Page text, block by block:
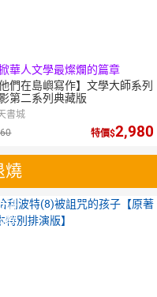
華人文學最燦爛的篇章
他們在島嶼寫作】文學大師系列
第二系列典藏版
書城
特價 2,980
燒
倍
數